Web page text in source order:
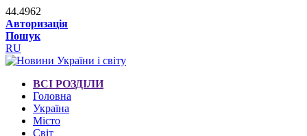
44.4962
Авторизація
Пошук
RU
ВСІ РОЗДІЛИ
Головна
Україна
Місто
Світ